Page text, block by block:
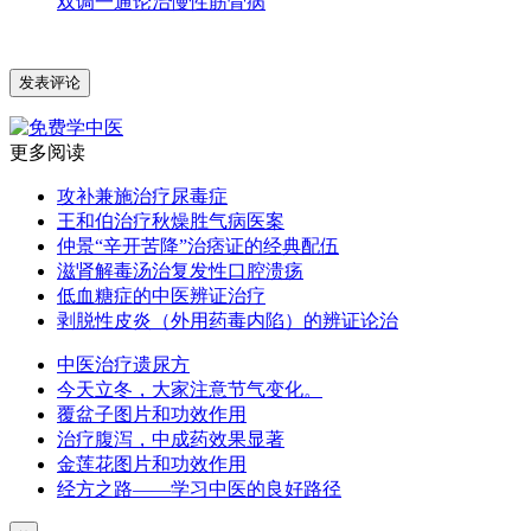
更多阅读
攻补兼施治疗尿毒症
王和伯治疗秋燥胜气病医案
仲景“辛开苦降”治痞证的经典配伍
滋肾解毒汤治复发性口腔溃疡
低血糖症的中医辨证治疗
剥脱性皮炎（外用药毒内陷）的辨证论治
中医治疗遗尿方
今天立冬，大家注意节气变化。
覆盆子图片和功效作用
治疗腹泻，中成药效果显著
金莲花图片和功效作用
经方之路——学习中医的良好路径